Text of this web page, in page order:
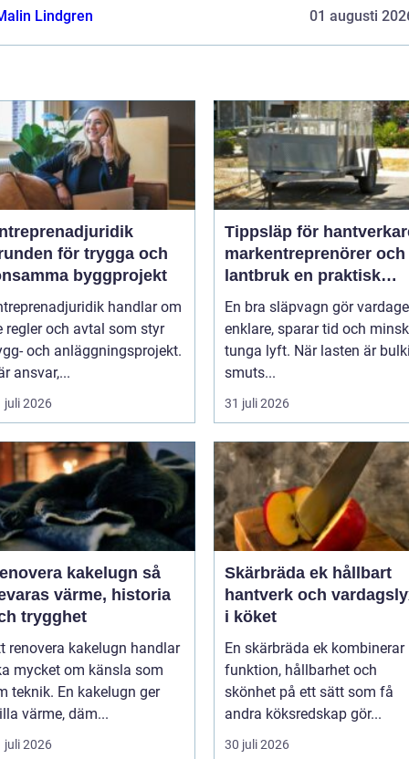
producera högkva...
Lindgren 01 augusti
för trygga och
byggprojekt
handlar om
regler och avtal som styr
och anläggningsprojekt.
ansvar,...
juli 2026
Tippsläp för
markentreprenörer och
lantbruk en praktisk
guide
En bra släpvagn gör
enklare, sparar tid och
tunga lyft. När lasten är
smuts...
31 juli 2026
kakelugn så
värme, historia
trygghet
renovera kakelugn handlar
mycket om känsla som
teknik. En kakelugn ger
värme, däm...
juli 2026
Skärbräda ek hållbart
hantverk och
i köket
En skärbräda ek kombinerar
funktion, hållbarhet och
skönhet på ett sätt som få
andra köksredskap gör...
30 juli 2026